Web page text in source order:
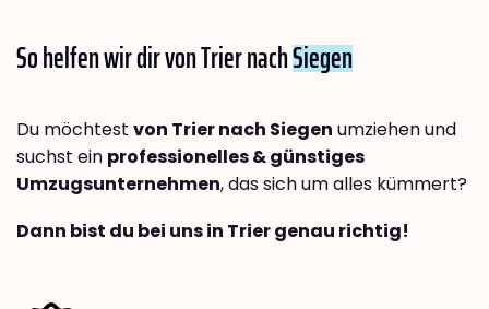
So helfen wir dir von Trier nachSiegen
Du möchtest von Trier nach Siegen umziehen und
suchst ein professionelles & günstiges
Umzugsunternehmen, das sich um alles kümmert?
Dann bist du bei uns in Trier genau richtig!